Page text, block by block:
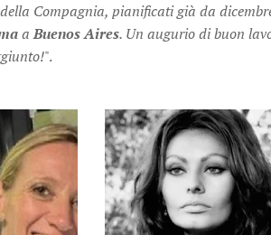
Compagnia, pianificati già da
aBuenos Aires. Un augurio di buon
".